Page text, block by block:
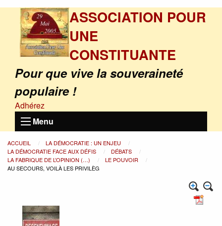
ASSOCIATION POUR
UNE
CONSTITUANTE
Pour que vive la souveraineté
populaire !
Adhérez
Menu
ACCUEIL
LA DÉMOCRATIE : UN ENJEU
LA DÉMOCRATIE FACE AUX DÉFIS
DÉBATS
LA FABRIQUE DE L’OPINION (…)
LE POUVOIR
AU SECOURS, VOILÀ LES PRIVILÈG